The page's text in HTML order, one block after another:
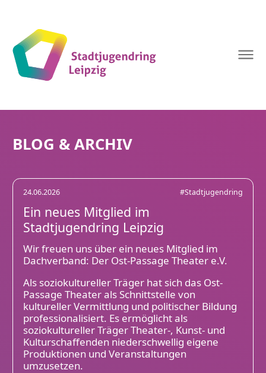
Leipzig
BLOG & ARCHIV
Ein neues Mitglied im
Stadtjugendring Leipzig
Wir freuen uns über ein neues Mitglied im
Dachverband: Der Ost-Passage Theater e.V.
Als soziokultureller Träger hat sich das Ost-
Passage Theater als Schnittstelle von
kultureller Vermittlung und politischer Bildung
professionalisiert. Es ermöglicht als
soziokultureller Träger Theater-, Kunst- und
Kulturschaffenden niederschwellig eigene
Produktionen und Veranstaltungen
umzusetzen.
24.06.2026 #Stadtjugendring